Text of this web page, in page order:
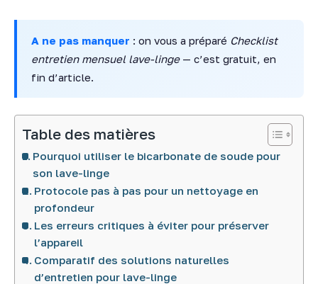
A ne pas manquer : on vous a préparé Checklist
entretien mensuel lave-linge— c’est gratuit, en
fin d’article.
Table des matières
Pourquoi utiliser le bicarbonate de soude pour
son lave-linge
Protocole pas à pas pour un nettoyage en
profondeur
Les erreurs critiques à éviter pour préserver
l’appareil
Comparatif des solutions naturelles
d’entretien pour lave-linge